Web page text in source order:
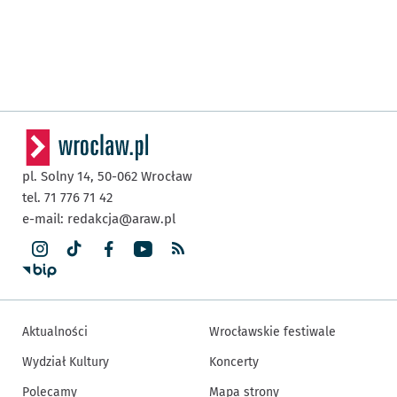
pl. Solny 14, 50-062 Wrocław
tel. 71 776 71 42
e-mail: redakcja@araw.pl
Aktualności
Wydział Kultury
Polecamy
Wrocławskie festiwale
Koncerty
Mapa strony